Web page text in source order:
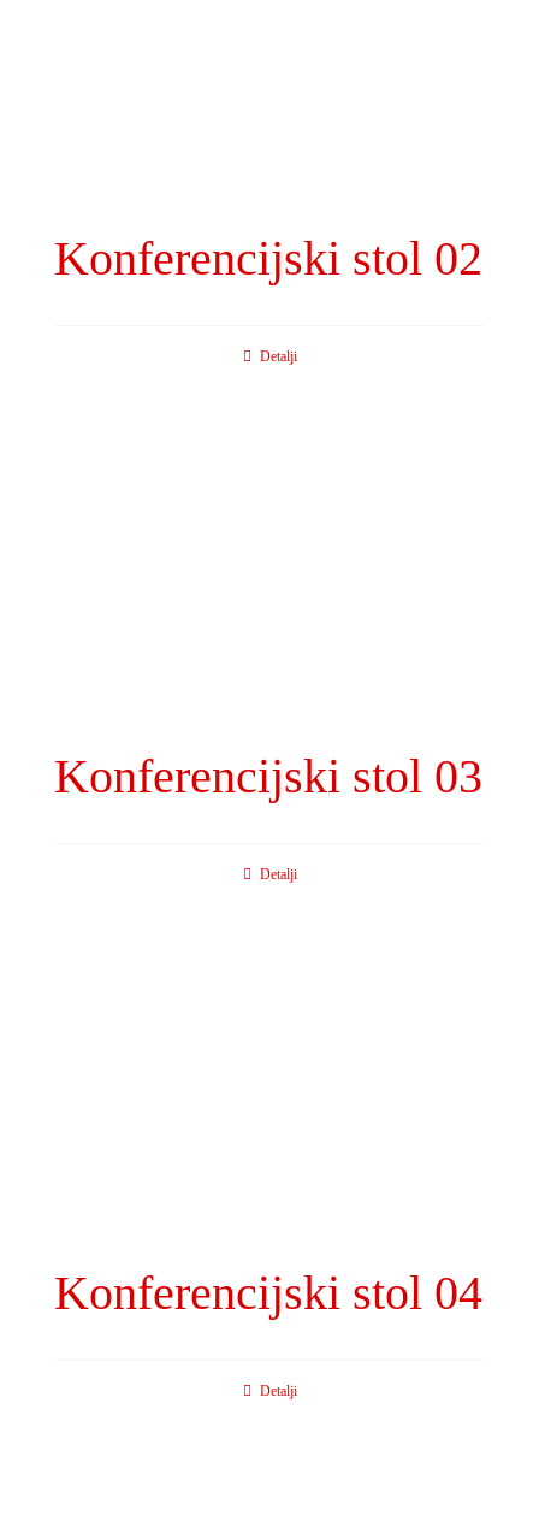
Konferencijski stol 02
Detalji
Konferencijski stol 03
Detalji
Konferencijski stol 04
Detalji